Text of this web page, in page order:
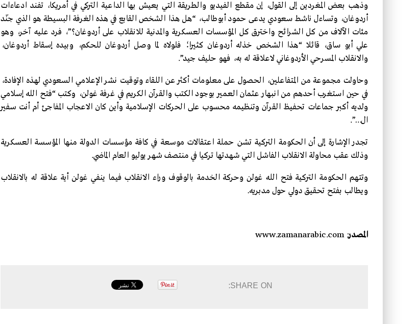
وذهب بعض المغردين إلى القول، إن مقطع الفيديو والطريقة التي يعيش بها الداعية التركي في أمريكا، تفند ادعاءات
أردوغان، وتساءل ناشط سعودي يدعى حمود أبوطالب، “هل هذا الشخص القابع في هذه الغرفة البسيطة هو الذي جنّد
مئات الآلاف من كل الشرائح واخترق كل المؤسسات العسكرية والمدنية للانقلاب على أردوغان؟”، فرد عليه آخر، وهو
علي أبو ساق، قائلا “هذا الشخص خذله أردوغان كثيرا؛ فلولاه لما وصل أردوغان للحكم، وبيده إسقاط أردوغان،
والانقلاب المسرحي الأردوغاني لاعلاقة له به، فهو حليف جيد”.
وحاولت مجموعة من المتفاعلين، الحصول على معلومات أكثر عن اللقاء وتوقيت نشر الإعلامي السعودي لهذه الإفادة،
في حين استغرب أحدهم من انبهار عثمان العمير بوجود الكتب والقرآن الكريم في غرفة غولن، وكتب “فتح الله إسلامي
ولديه أكبر جماعات تحفيظ القرآن وتنظيمه محسوب على الحركات الإسلامية وأين كان الاعجاب المفاجئ أم أنت سفير
ال…”.
تجدر الإشارة إلى أن الحكومة التركية تشن حملة اعتقالات موسعة في كافة مؤسسات الدولة منها المؤسسة العسكرية
وذلك عقب محاولة الانقلاب الفاشل التي شهدتها تركيا في منتصف شهر يوليو العام الماضي.
وتتهم الحكومة التركية فتح الله غولن وحركة الخدمة بالوقوف وراء الانقلاب فيما ينفي غولن أية علاقة له بالانقلاب
ويطالب بفتح تحقيق دولي حول مدبريه.
المصدر: www.zamanarabic.com
SHARE ON: